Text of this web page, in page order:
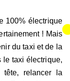
100% électrique
! Mais
du taxi et de la
le taxi électrique,
tête, relancer la